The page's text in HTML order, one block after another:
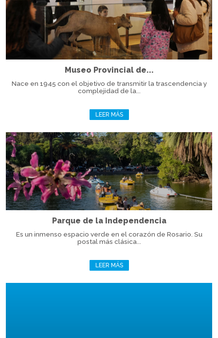
Museo Provincial de...
Nace en 1945 con el objetivo de transmitir la trascendencia y
complejidad de la...
LEER MÁS
Parque de la Independencia
Es un inmenso espacio verde en el corazón de Rosario. Su
postal más clásica...
LEER MÁS